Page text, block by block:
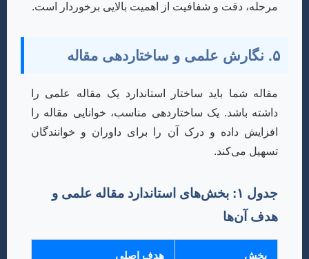
مرحله، دقت و شفافیت از اهمیت بالایی برخوردار است.
۵. نگارش علمی و ساختاردهی مقاله
مقاله شما باید ساختار استاندارد یک مقاله علمی را
داشته باشد. یک ساختاردهی مناسب، خوانایی مقاله را
افزایش داده و درک آن را برای داوران و خوانندگان
تسهیل می‌کند.
جدول ۱: بخش‌های استاندارد مقاله علمی و
هدف آن‌ها
بخش هدف اصلی